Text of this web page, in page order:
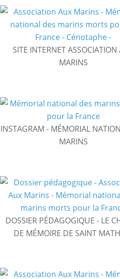
SITE INTERNET ASSOCIATION
MARINS
INSTAGRAM - MÉMORIAL
MARINS
DOSSIER PÉDAGOGIQUE - LE
DE MÉMOIRE DE SAINT